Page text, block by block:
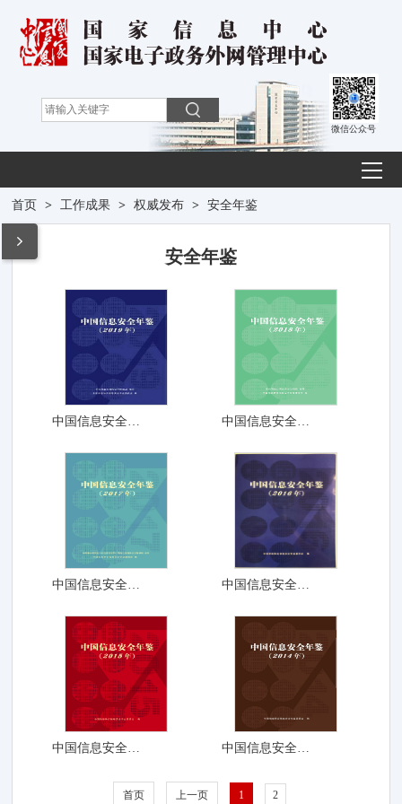
微信公众号
首页 > 工作成果 > 权威发布 > 安全年鉴
安全年鉴
中国信息安全年鉴（2...
中国信息安全年鉴（2...
中国信息安全年鉴（2...
首页 上一页 1 2